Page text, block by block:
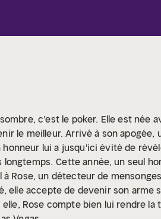
c'est le poker. Elle est née
le meilleur. Arrivé à son apogée,
lui a jusqu'ici évité de
longtemps. Cette année, un seul
Rose, un détecteur de
elle accepte de devenir son arme
Rose compte bien lui rendre la